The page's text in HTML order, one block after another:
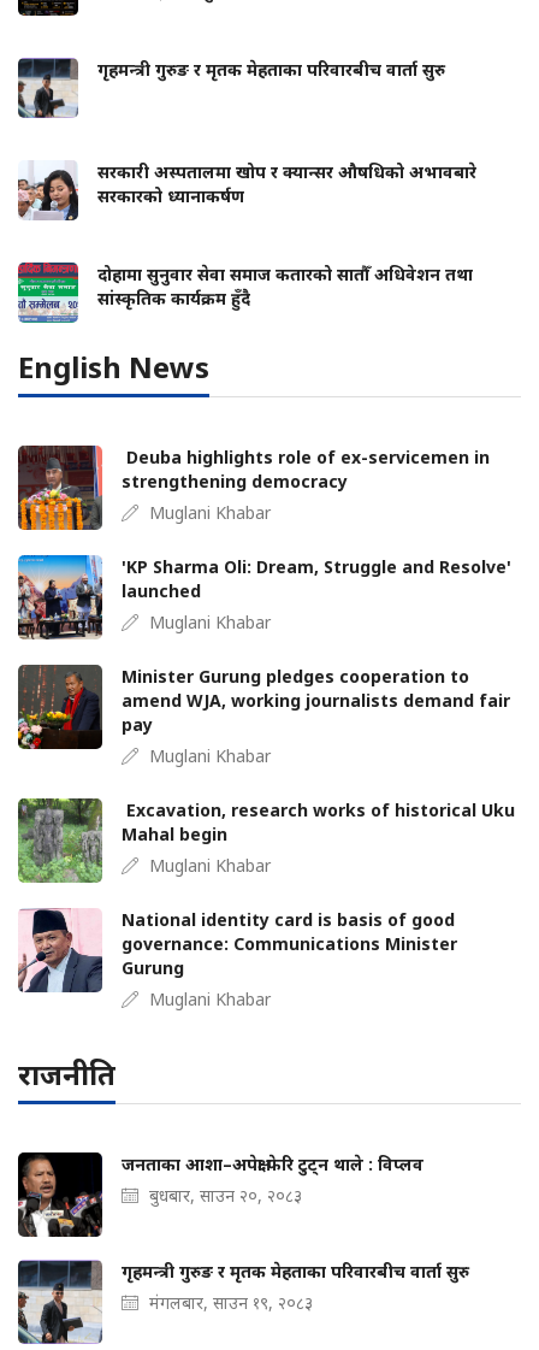
गृहमन्त्री गुरुङ र मृतक मेहताका परिवारबीच वार्ता सुरु
सरकारी अस्पतालमा खोप र क्यान्सर औषधिको अभावबारे
सरकारको ध्यानाकर्षण
दोहामा सुनुवार सेवा समाज कतारको सातौँ अधिवेशन तथा
सांस्कृतिक कार्यक्रम हुँदै
English News
Deuba highlights role of ex-servicemen in
strengthening democracy
Muglani Khabar
'KP Sharma Oli: Dream, Struggle and Resolve'
launched
Muglani Khabar
Minister Gurung pledges cooperation to
amend WJA, working journalists demand fair
pay
Muglani Khabar
Excavation, research works of historical Uku
Mahal begin
Muglani Khabar
National identity card is basis of good
governance: Communications Minister
Gurung
Muglani Khabar
राजनीति
जनताका आशा–अपेक्षा फेरि टुट्न थाले : विप्लव
बुधबार, साउन २०, २०८३
गृहमन्त्री गुरुङ र मृतक मेहताका परिवारबीच वार्ता सुरु
मंगलबार, साउन १९, २०८३